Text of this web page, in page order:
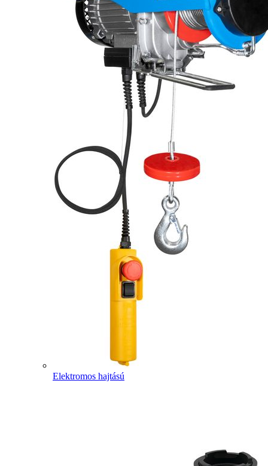
Elektromos hajtású